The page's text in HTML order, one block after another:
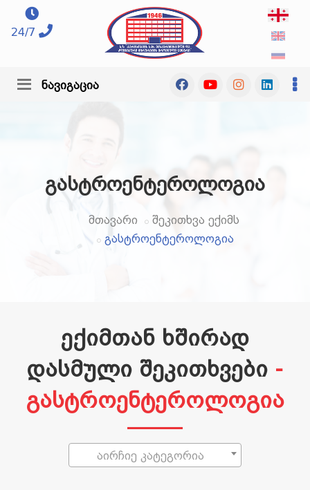
24/7
ნავიგაცია
გასტროენტეროლოგია
მთავარი
შეკითხვა ექიმს
გასტროენტეროლოგია
ექიმთან ხშირად
დასმული შეკითხვები -
გასტროენტეროლოგია
აირჩიე კატეგორია